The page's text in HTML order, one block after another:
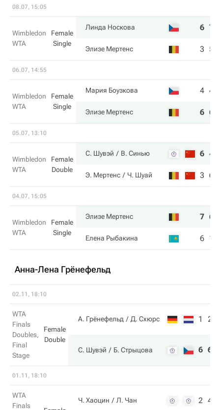
08.07, 15:05
Wimbledon
WTA
Female
Single
Линда Носкова 6 7
Элизе Мертенс 3 5
06.07, 14:55
Wimbledon
WTA
Female
Single
Мария Боузкова 4 4
Элизе Мертенс 6 6
05.07, 13:10
Wimbledon
WTA
Female
Double
С. Шувэй В. Синью 6 4
Э. Мертенс Ч. Шуай 3 6
04.07, 15:05
Wimbledon
WTA
Female
Single
Элизе Мертенс 7 6
Елена Рыбакина 6 1
Анна-Лена Грёнефельд
02.11, 18:10
WTA
Finals
Doubles,
Final
Stage
Female
Double
А. Грёнефельд Д. Схюрс 1 2
С. Шувэй Б. Стрыцова 6 6
01.11, 18:10
WTA
Finals
Ч. Хаоцин Л. Чан 2 4